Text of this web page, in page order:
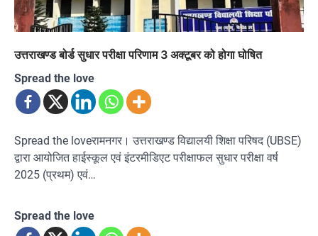
उत्तराखण्ड बोर्ड सुधार परीक्षा परिणाम 3 अक्टूबर को होगा घोषित
Spread the love
Spread the loveरामनगर। उत्तराखण्ड विद्यालयी शिक्षा परिषद (UBSE)
द्वारा आयोजित हाईस्कूल एवं इंटरमीडिएट परीक्षाफल सुधार परीक्षा वर्ष
2025 (प्रथम) एवं…
Spread the love